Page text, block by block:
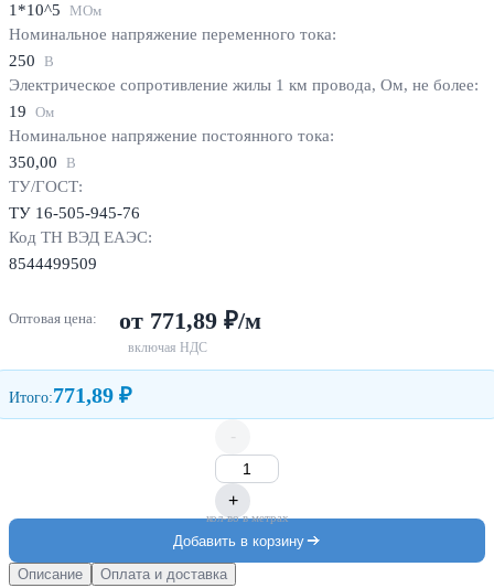
1*10^5 МОм
Номинальное напряжение переменного тока:
250 В
Электрическое сопротивление жилы 1 км провода, Ом, не более:
19 Ом
Номинальное напряжение постоянного тока:
350,00 В
ТУ/ГОСТ:
ТУ 16-505-945-76
Код ТН ВЭД ЕАЭС:
8544499509
Оптовая цена: от 771,89 ₽/м
включая НДС
Итого:771,89 ₽
-
+
кол-во в метрах
Добавить в корзину
Описание Оплата и доставка